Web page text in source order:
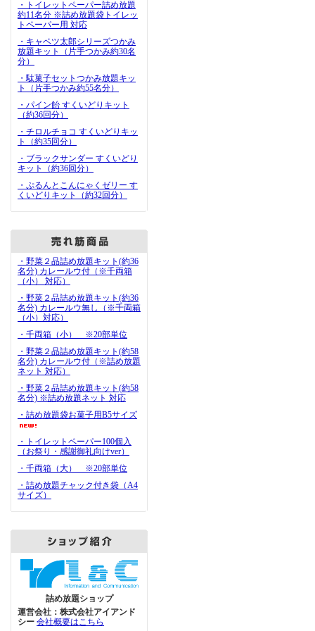
・トイレットペーパー詰め放題
約11名分 ※詰め放題袋トイレッ
トペーパー用 対応
・キャベツ太郎シリーズつかみ
放題キット（片手つかみ約30名
分）
・駄菓子セットつかみ放題キッ
ト（片手つかみ約55名分）
・パイン飴 すくいどりキット
（約36回分）
・チロルチョコ すくいどりキッ
ト（約35回分）
・ブラックサンダー すくいどり
キット（約36回分）
・ぷるんとこんにゃくゼリー す
くいどりキット（約32回分）
・野菜２品詰め放題キット(約36
名分) カレールウ付（※千両箱
（小） 対応）
・野菜２品詰め放題キット(約36
名分) カレールウ無し（※千両箱
（小）対応）
・千両箱（小） ※20部単位
・野菜２品詰め放題キット(約58
名分) カレールウ付（※詰め放題
ネット 対応）
・野菜２品詰め放題キット(約58
名分) ※詰め放題ネット 対応
・詰め放題袋お菓子用B5サイズ
・トイレットペーパー100個入
（お祭り・感謝御礼向けver）
・千両箱（大） ※20部単位
・詰め放題チャック付き袋（A4
サイズ）
詰め放題ショップ
運営会社：株式会社アイアンド
シー 会社概要はこちら